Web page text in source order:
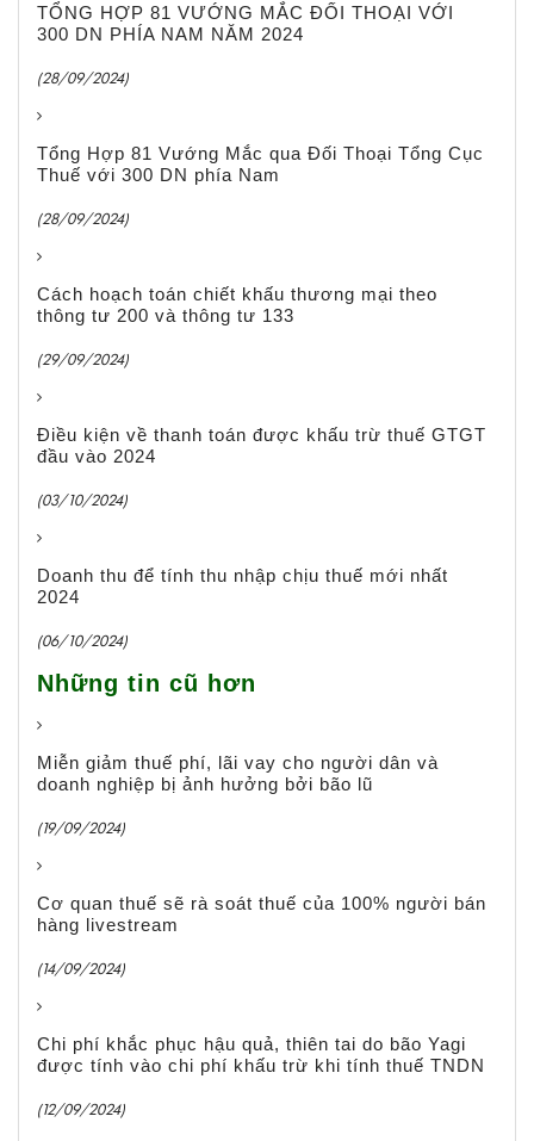
TỔNG HỢP 81 VƯỚNG MẮC ĐỐI THOẠI VỚI
300 DN PHÍA NAM NĂM 2024
(28/09/2024)
Tổng Hợp 81 Vướng Mắc qua Đối Thoại Tổng Cục
Thuế với 300 DN phía Nam
(28/09/2024)
Cách hoạch toán chiết khấu thương mại theo
thông tư 200 và thông tư 133
(29/09/2024)
Điều kiện về thanh toán được khấu trừ thuế GTGT
đầu vào 2024
(03/10/2024)
Doanh thu để tính thu nhập chịu thuế mới nhất
2024
(06/10/2024)
Những tin cũ hơn
Miễn giảm thuế phí, lãi vay cho người dân và
doanh nghiệp bị ảnh hưởng bởi bão lũ
(19/09/2024)
Cơ quan thuế sẽ rà soát thuế của 100% người bán
hàng livestream
(14/09/2024)
Chi phí khắc phục hậu quả, thiên tai do bão Yagi
được tính vào chi phí khấu trừ khi tính thuế TNDN
(12/09/2024)